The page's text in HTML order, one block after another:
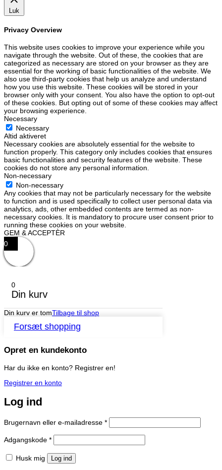
Luk
Privacy Overview
This website uses cookies to improve your experience while you
navigate through the website. Out of these, the cookies that are
categorized as necessary are stored on your browser as they are
essential for the working of basic functionalities of the website. We
also use third-party cookies that help us analyze and understand
how you use this website. These cookies will be stored in your
browser only with your consent. You also have the option to opt-out
of these cookies. But opting out of some of these cookies may affect
your browsing experience.
Necessary
Necessary
Altid aktiveret
Necessary cookies are absolutely essential for the website to
function properly. This category only includes cookies that ensures
basic functionalities and security features of the website. These
cookies do not store any personal information.
Non-necessary
Non-necessary
Any cookies that may not be particularly necessary for the website
to function and is used specifically to collect user personal data via
analytics, ads, other embedded contents are termed as non-
necessary cookies. It is mandatory to procure user consent prior to
running these cookies on your website.
GEM & ACCEPTÈR
0
0
Din kurv
Din kurv er tomTilbage til shop
Forsæt shopping
Opret en kundekonto
Har du ikke en konto? Registrer en!
Registrer en konto
Log ind
Brugernavn eller e-mailadresse *Påkrævet
Adgangskode *Påkrævet
Husk mig Log ind